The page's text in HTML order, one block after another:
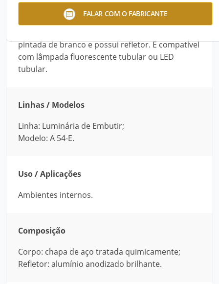
FALAR COM O FABRICANTE
A Luminária de Embutir A 54-E, da Roma Luz, é
ideal para ambientes internos. Disponível em
pintada de branco e possui refletor. É compatível
com lâmpada fluorescente tubular ou LED
tubular.
Linhas / Modelos
Linha: Luminária de Embutir;
Modelo: A 54-E.
Uso / Aplicações
Ambientes internos.
Composição
Corpo: chapa de aço tratada quimicamente;
Refletor: alumínio anodizado brilhante.